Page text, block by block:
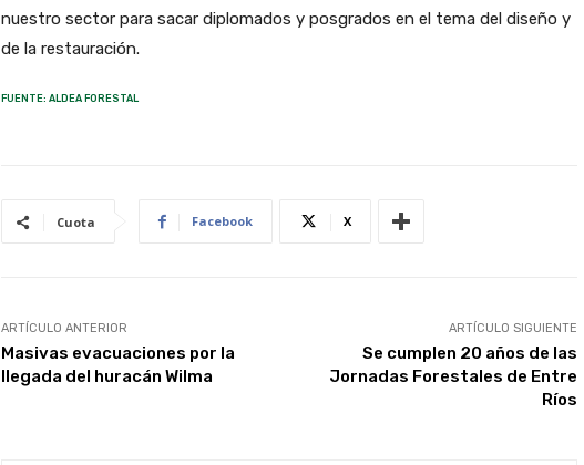
nuestro sector para sacar diplomados y posgrados en el tema del diseño y
de la restauración.
FUENTE: ALDEA FORESTAL
Cuota Facebook X
ARTÍCULO ANTERIOR
Masivas evacuaciones por la
llegada del huracán Wilma
ARTÍCULO SIGUIENTE
Se cumplen 20 años de las
Jornadas Forestales de Entre
Ríos